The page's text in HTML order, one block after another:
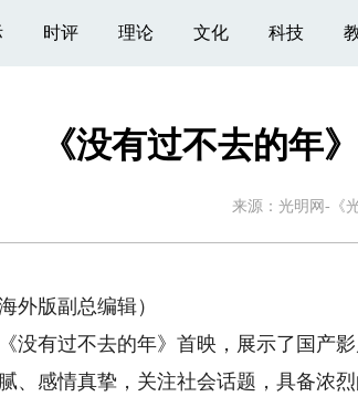
时评 理论 文化 科技
《没有过不去的年
来源： 光明网-《
版副总编辑）
有过不去的年》首映，展示了国产影
感情真挚，关注社会话题，具备浓烈